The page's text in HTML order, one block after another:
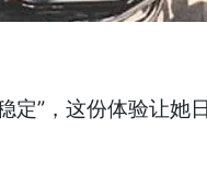
，这份体验让她